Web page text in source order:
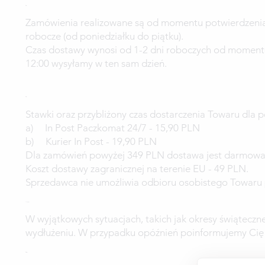
Zamówienia realizowane są od momentu
robocze (od poniedziałku do piątku).
Czas dostawy wynosi od 1-2 dni roboczych od
12:00 wysyłamy w ten sam dzień.
Stawki oraz przybliżony czas dostarczenia Towaru dla
a) In Post Paczkomat 24/7 - 15,90 PLN
b) Kurier In Post - 19,90 PLN
Dla zamówień powyżej 349 PLN dostawa jest
Koszt dostawy zagranicznej na terenie EU - 49 PLN.
Sprzedawca nie umożliwia odbioru osobistego Towaru
W wyjątkowych sytuacjach, takich jak okresy
wydłużeniu. W przypadku opóźnień poinformujemy